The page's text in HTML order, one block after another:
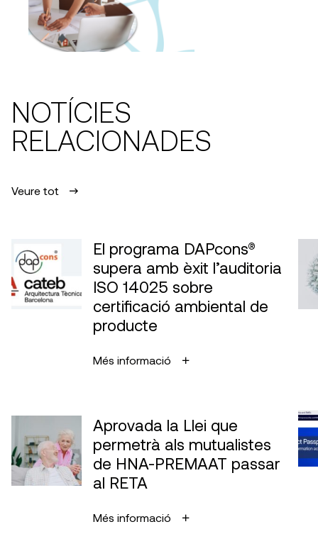
NOTÍCIES
RELACIONADES
Veure tot
El programa DAPcons®
supera amb èxit l’auditoria
ISO 14025 sobre
certificació ambiental de
producte
Més informació
Aprovada la Llei que
permetrà als mutualistes
de HNA-PREMAAT passar
al RETA
Més informació